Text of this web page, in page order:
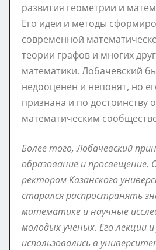
развития геометрии и
Его идеи и методы
современной
теории графов и многих
математики. Лобачевский
недооценен и непонят, но
признана и по достоинству
математическим
Более того, Лобачевский
образование и просвещение.
ректором Казанского
старался распространять
математике и научные
молодых ученых. Его лекции
использовались в